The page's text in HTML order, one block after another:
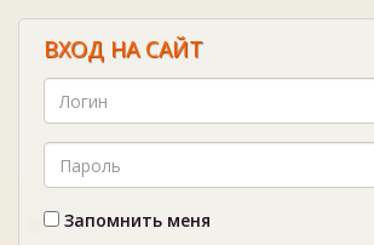
ВХОД НА САЙТ
Запомнить меня